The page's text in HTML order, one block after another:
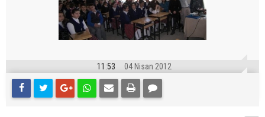
11:53 04 Nisan 2012